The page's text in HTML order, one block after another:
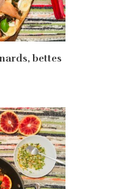
bettes